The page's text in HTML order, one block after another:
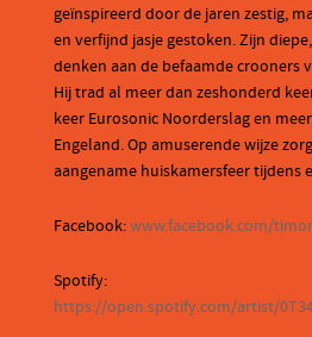
geïnspireerd door de jaren zestig,
en verfijnd jasje gestoken. Zijn
denken aan de befaamde crooners
Hij trad al meer dan zeshonderd
keer Eurosonic Noorderslag en
Engeland. Op amuserende wijze
aangename huiskamersfeer tijdens
Facebook:www.facebook.com/
Spotify:
https://open.spotify.com/artist/